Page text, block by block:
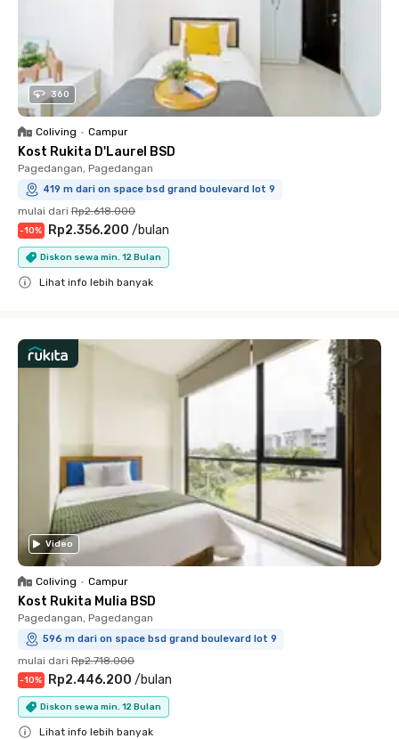
360
Coliving • Campur
Kost Rukita D'Laurel BSD
Pagedangan, Pagedangan
419 m dari on space bsd grand boulevard lot 9
mulai dari Rp2.618.000
-10% Rp2.356.200 /bulan
Diskon sewa min. 12 Bulan
Lihat info lebih banyak
Video
Coliving • Campur
Kost Rukita Mulia BSD
Pagedangan, Pagedangan
596 m dari on space bsd grand boulevard lot 9
mulai dari Rp2.718.000
-10% Rp2.446.200 /bulan
Diskon sewa min. 12 Bulan
Lihat info lebih banyak